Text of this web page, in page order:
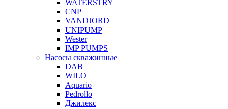
WATERSTRY
CNP
VANDJORD
UNIPUMP
Wester
IMP PUMPS
Насосы скважинные
DAB
WILO
Aquario
Pedrollo
Джилекс